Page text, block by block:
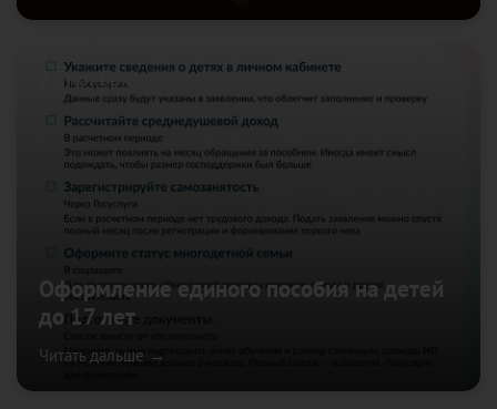
23 ноября
Оформление единого пособия на детей
до 17 лет
Читать дальше →